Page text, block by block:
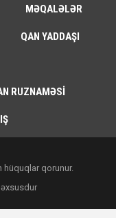
MƏQALƏLƏR
QAN YADDAŞI
RUZNAMƏSI
hüquqlar qorunur.